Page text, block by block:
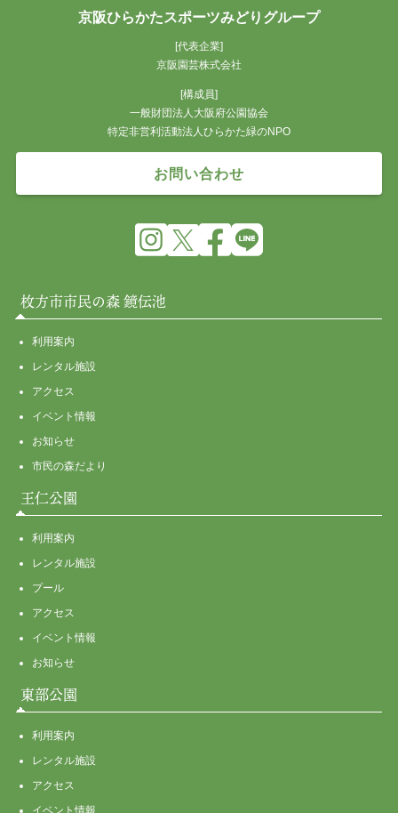
京阪ひらかたスポーツみどりグループ
[代表企業]
京阪園芸株式会社
[構成員]
一般財団法人大阪府公園協会
特定非営利活動法人ひらかた緑のNPO
お問い合わせ
枚方市市民の森 鏡伝池
利用案内
レンタル施設
アクセス
イベント情報
お知らせ
市民の森だより
王仁公園
利用案内
レンタル施設
プール
アクセス
イベント情報
お知らせ
東部公園
利用案内
レンタル施設
アクセス
イベント情報